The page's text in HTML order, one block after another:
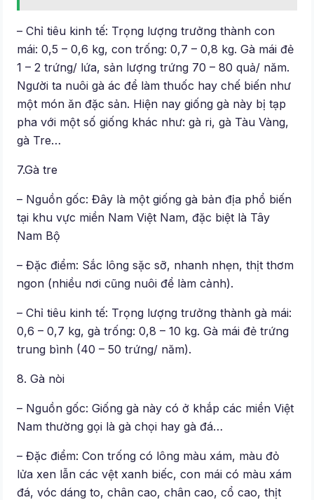
– Chỉ tiêu kinh tế: Trọng lượng trưởng thành con
mái: 0,5 – 0,6 kg, con trống: 0,7 – 0,8 kg. Gà mái đẻ
1 – 2 trứng/ lứa, sản lượng trứng 70 – 80 quả/ năm.
Người ta nuôi gà ác để làm thuốc hay chế biến như
một món ăn đặc sản. Hiện nay giống gà này bị tạp
pha với một số giống khác như: gà ri, gà Tàu Vàng,
gà Tre…
7.Gà tre
– Nguồn gốc: Đây là một giống gà bản địa phổ biến
tại khu vực miền Nam Việt Nam, đặc biệt là Tây
Nam Bộ
– Đặc điểm: Sắc lông sặc sỡ, nhanh nhẹn, thịt thơm
ngon (nhiều nơi cũng nuôi để làm cảnh).
– Chỉ tiêu kinh tế: Trọng lượng trưởng thành gà mái:
0,6 – 0,7 kg, gà trống: 0,8 – 10 kg. Gà mái đẻ trứng
trung bình (40 – 50 trứng/ năm).
8. Gà nòi
– Nguồn gốc: Giống gà này có ở khắp các miền Việt
Nam thường gọi là gà chọi hay gà đá…
– Đặc điểm: Con trống có lông màu xám, màu đỏ
lửa xen lẫn các vệt xanh biếc, con mái có màu xám
đá, vóc dáng to, chân cao, chân cao, cổ cao, thịt